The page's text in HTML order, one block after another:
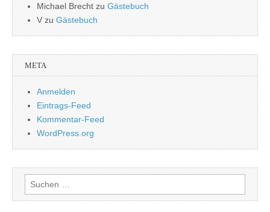
Michael Brecht zu Gästebuch
Vzu Gästebuch
META
Anmelden
Eintrags-Feed
Kommentar-Feed
WordPress.org
Suchen
nach: